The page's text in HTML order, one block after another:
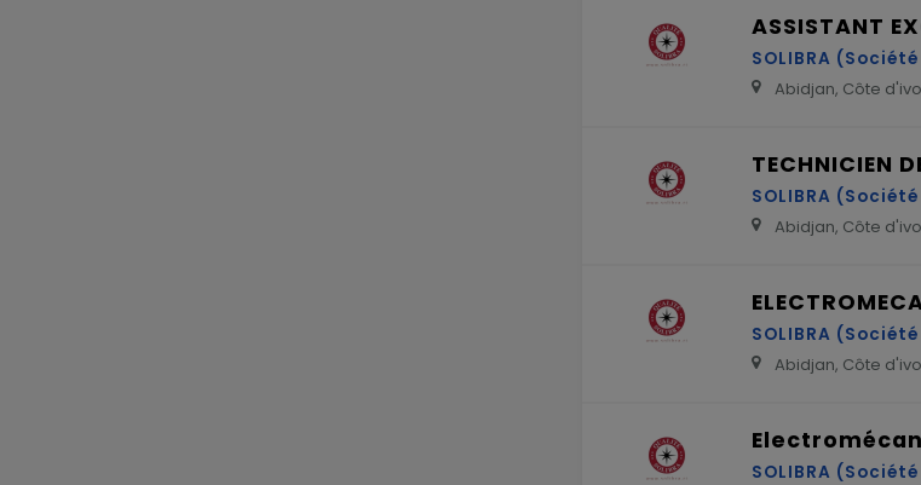
ASSISTANT
SOLIBRA
Abidjan, Côte
TECHNICIEN
SOLIBRA
Abidjan, Côte
SOLIBRA
Abidjan, Côte
SOLIBRA